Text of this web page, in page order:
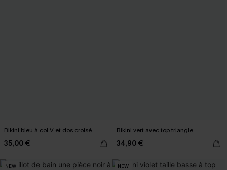
Bikini bleu à col V et dos croisé
35,00 €
Bikini vert avec top triangle
34,90 €
NEW NEW